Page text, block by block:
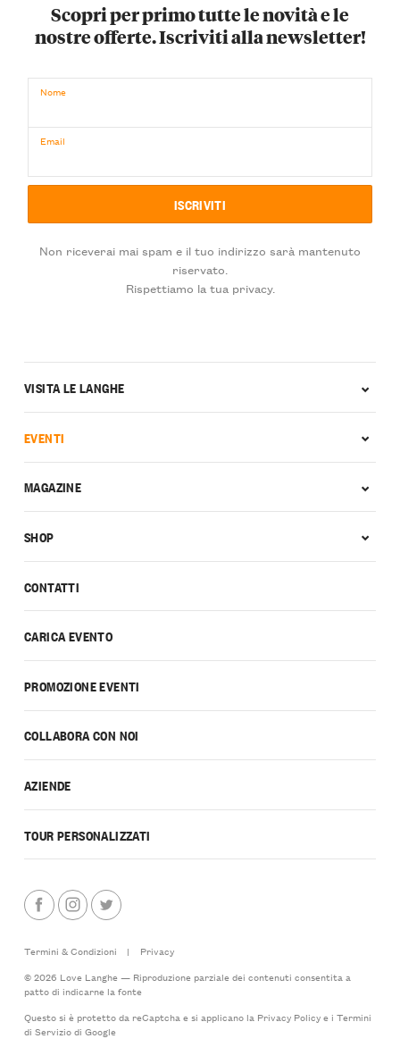
Scopri per primo tutte le novità e le
nostre offerte. Iscriviti alla newsletter!
Nome
Email
Non riceverai mai spam e il tuo indirizzo sarà mantenuto
riservato.
Rispettiamo la tua privacy.
CONTATTI
CARICA EVENTO
PROMOZIONE EVENTI
COLLABORA CON NOI
AZIENDE
TOUR PERSONALIZZATI
VISITA LE LANGHE
EVENTI
MAGAZINE
SHOP
Termini & Condizioni |
Privacy
© 2026 Love Langhe — Riproduzione parziale dei contenuti consentita a
patto di indicarne la fonte
Questo si è protetto da reCaptcha e si applicano la Privacy Policye i Termini
di Serviziodi Google